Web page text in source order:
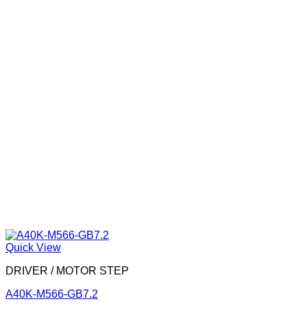
Quick View
DRIVER / MOTOR STEP
A40K-M566-GB7.2